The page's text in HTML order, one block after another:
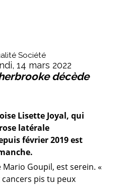
Société
14 mars 2022
décède
Lisette Joyal, qui
latérale
février 2019 est
Goupil, est serein. «
pis tu peux